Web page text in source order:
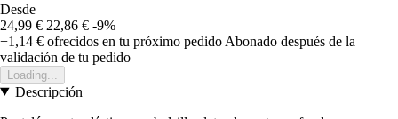
Desde
24,99 € 22,86 € -9%
+1,14 € ofrecidos en tu próximo pedido Abonado después de la
validación de tu pedido
Loading...
Descripción